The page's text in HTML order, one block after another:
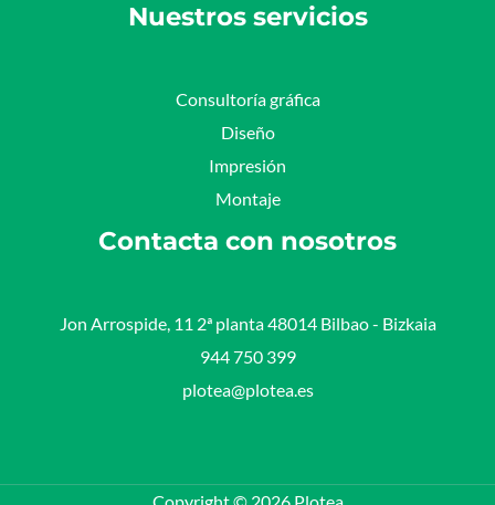
Nuestros servicios
Consultoría gráfica
Diseño
Impresión
Montaje
Contacta con nosotros
Jon Arrospide, 11 2ª planta 48014 Bilbao - Bizkaia​
944 750 399
plotea@plotea.es